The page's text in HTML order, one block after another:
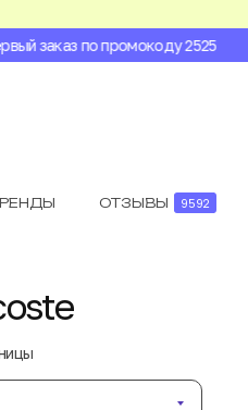
заказ по промокоду 2525
ОТЗЫВЫ 9592